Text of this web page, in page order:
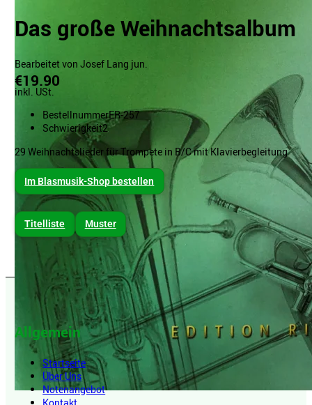
Das große Weihnachtsalbum
Bearbeitet von Josef Lang jun.
€19.90
inkl. USt.
BestellnummerER-257
Schwierigkeit2
29 Weihnachtslieder für Trompete in B/C mit Klavierbegleitung
Im Blasmusik-Shop bestellen
Titelliste Muster
Allgemein
Startseite
Über Uns
Notenangebot